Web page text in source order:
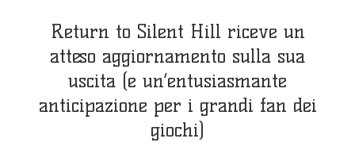
Return to Silent Hill riceve un
atteso aggiornamento sulla sua
uscita (e un’entusiasmante
anticipazione per i grandi fan dei
giochi)